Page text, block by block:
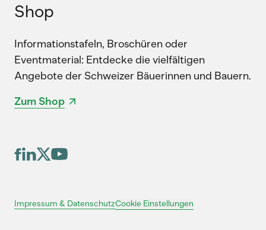
Shop
Informationstafeln, Broschüren oder
Eventmaterial: Entdecke die vielfältigen
Angebote der Schweizer Bäuerinnen und Bauern.
Zum Shop
Impressum & DatenschutzCookie Einstellungen